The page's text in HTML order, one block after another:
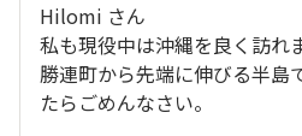
Hilomi さん
私も現役中は沖縄を良く訪れ
勝連町から先端に伸びる半島
たらごめんなさい。